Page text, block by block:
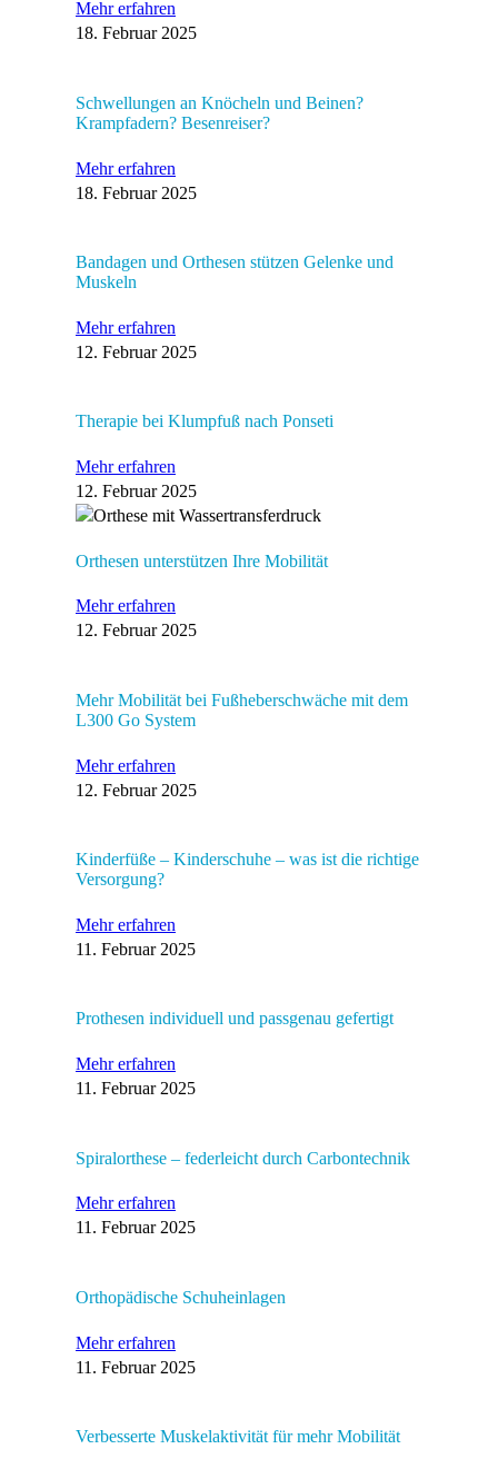
Mehr erfahren
18. Februar 2025
Schwellungen an Knöcheln und Beinen?
Krampfadern? Besenreiser?
Mehr erfahren
18. Februar 2025
Bandagen und Orthesen stützen Gelenke und
Muskeln
Mehr erfahren
12. Februar 2025
Therapie bei Klumpfuß nach Ponseti
Mehr erfahren
12. Februar 2025
Orthesen unterstützen Ihre Mobilität
Mehr erfahren
12. Februar 2025
Mehr Mobilität bei Fußheberschwäche mit dem
L300 Go System
Mehr erfahren
12. Februar 2025
Kinderfüße – Kinderschuhe – was ist die richtige
Versorgung?
Mehr erfahren
11. Februar 2025
Prothesen individuell und passgenau gefertigt
Mehr erfahren
11. Februar 2025
Spiralorthese – federleicht durch Carbontechnik
Mehr erfahren
11. Februar 2025
Orthopädische Schuheinlagen
Mehr erfahren
11. Februar 2025
Verbesserte Muskelaktivität für mehr Mobilität